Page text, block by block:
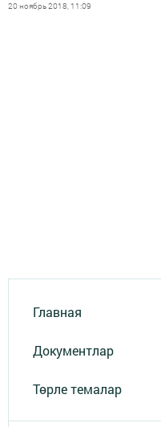
20 ноябрь 2018, 11:09
Главная
Документлар
Төрле темалар